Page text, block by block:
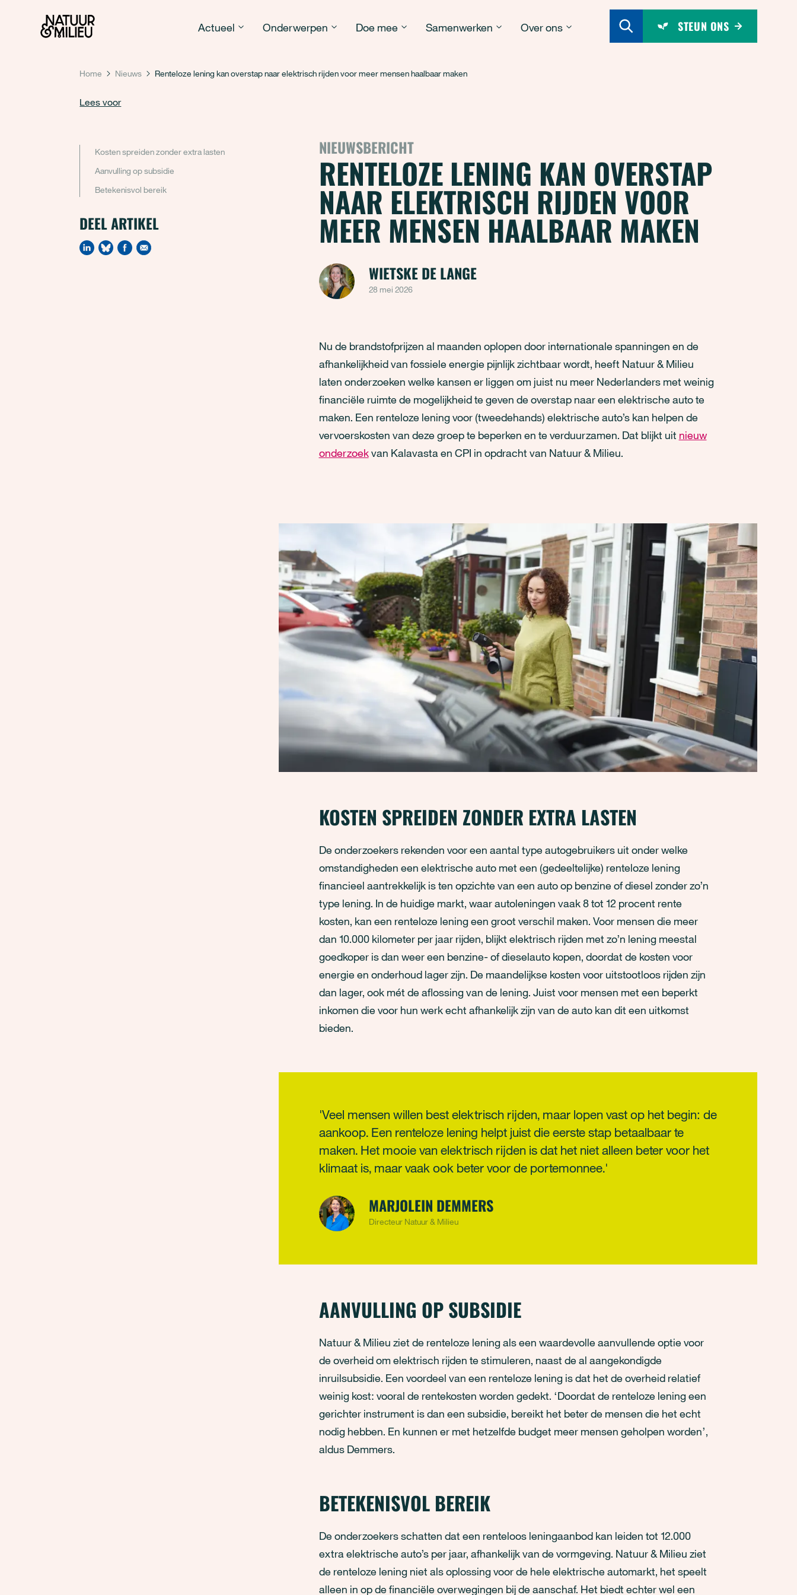
Natuur & Milieu homepage
Actueel Onderwerpen Doe mee Samenwerken Over ons STEUN ONS
Home Nieuws Renteloze lening kan overstap naar elektrisch rijden voor meer mensen haalbaar maken
Lees voor
Kosten spreiden zonder extra lasten
Aanvulling op subsidie
Betekenisvol bereik
DEEL ARTIKEL
NIEUWSBERICHT
RENTELOZE LENING KAN OVERSTAP
NAAR ELEKTRISCH RIJDEN VOOR
MEER MENSEN HAALBAAR MAKEN
WIETSKE DE LANGE
28 mei 2026
Nu de brandstofprijzen al maanden oplopen door internationale spanningen en de
afhankelijkheid van fossiele energie pijnlijk zichtbaar wordt, heeft Natuur & Milieu
laten onderzoeken welke kansen er liggen om juist nu meer Nederlanders met weinig
financiële ruimte de mogelijkheid te geven de overstap naar een elektrische auto te
maken. Een renteloze lening voor (tweedehands) elektrische auto’s kan helpen de
vervoerskosten van deze groep te beperken en te verduurzamen. Dat blijkt uit nieuw
onderzoekvan Kalavasta en CPI in opdracht van Natuur & Milieu.
KOSTEN SPREIDEN ZONDER EXTRA LASTEN
De onderzoekers rekenden voor een aantal type autogebruikers uit onder welke
omstandigheden een elektrische auto met een (gedeeltelijke) renteloze lening
financieel aantrekkelijk is ten opzichte van een auto op benzine of diesel zonder zo’n
type lening. In de huidige markt, waar autoleningen vaak 8 tot 12 procent rente
kosten, kan een renteloze lening een groot verschil maken. Voor mensen die meer
dan 10.000 kilometer per jaar rijden, blijkt elektrisch rijden met zo’n lening meestal
goedkoper is dan weer een benzine- of dieselauto kopen, doordat de kosten voor
energie en onderhoud lager zijn. De maandelijkse kosten voor uitstootloos rijden zijn
dan lager, ook mét de aflossing van de lening. Juist voor mensen met een beperkt
inkomen die voor hun werk echt afhankelijk zijn van de auto kan dit een uitkomst
bieden.
'Veel mensen willen best elektrisch rijden, maar lopen vast op het begin: de
aankoop. Een renteloze lening helpt juist die eerste stap betaalbaar te
maken. Het mooie van elektrisch rijden is dat het niet alleen beter voor het
klimaat is, maar vaak ook beter voor de portemonnee.'
MARJOLEIN DEMMERS
Directeur Natuur & Milieu
AANVULLING OP SUBSIDIE
Natuur & Milieu ziet de renteloze lening als een waardevolle aanvullende optie voor
de overheid om elektrisch rijden te stimuleren, naast de al aangekondigde
inruilsubsidie. Een voordeel van een renteloze lening is dat het de overheid relatief
weinig kost: vooral de rentekosten worden gedekt. ‘Doordat de renteloze lening een
gerichter instrument is dan een subsidie, bereikt het beter de mensen die het echt
nodig hebben. En kunnen er met hetzelfde budget meer mensen geholpen worden’,
aldus Demmers.
BETEKENISVOL BEREIK
De onderzoekers schatten dat een renteloos leningaanbod kan leiden tot 12.000
extra elektrische auto’s per jaar, afhankelijk van de vormgeving. Natuur & Milieu ziet
de renteloze lening niet als oplossing voor de hele elektrische automarkt, het speelt
alleen in op de financiële overwegingen bij de aanschaf. Het biedt echter wel een